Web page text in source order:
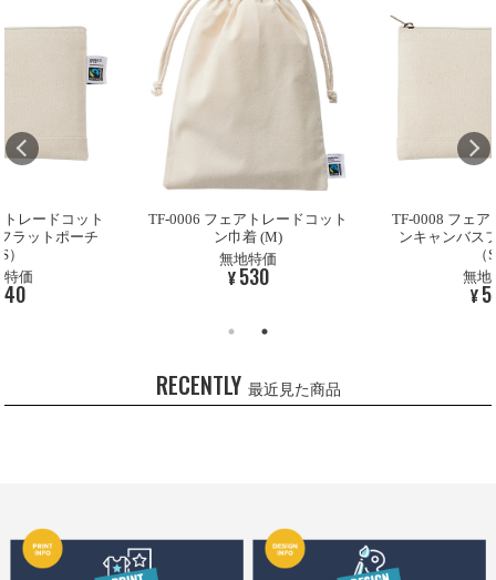
レードコット
ラットポーチ
）
特価
TF-0006 フェアトレードコット
ン巾着 (M)
無地特価
¥530
TF-0008 フェ
ンキャンバス
（
無地
¥
RECENTLY 最近見た商品